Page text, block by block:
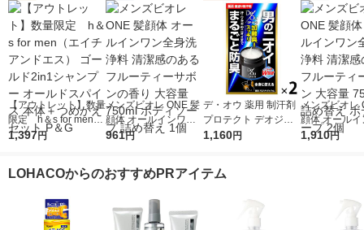
【アウトレット】数量
限定 h＆s for men
（エイチアンドエス）
本体＋つめかえセット
1,397円
メンズビオレ ONE 髪
顔体 オールインワン
全身洗浄料 清潔感の
ml ボディソープ 詰め
961円
デ・オウ 薬用 制汗剤
プロテクト デオジャ
ム 全身用 男性用 加齢
1,160円
メンズビオレ
顔体 オールイ
全身洗浄料
1,910円
LOHACOからのおすすめPRアイテム